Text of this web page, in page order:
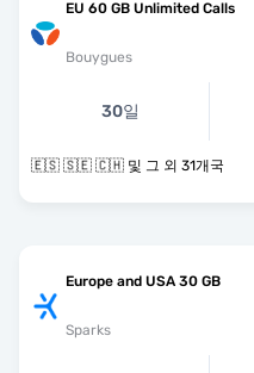
EU 60 GB Unlimited Calls
Bouygues
30일
🇪🇸 🇸🇪 🇨🇭 및 그 외 31개국
Europe and USA 30 GB
Sparks